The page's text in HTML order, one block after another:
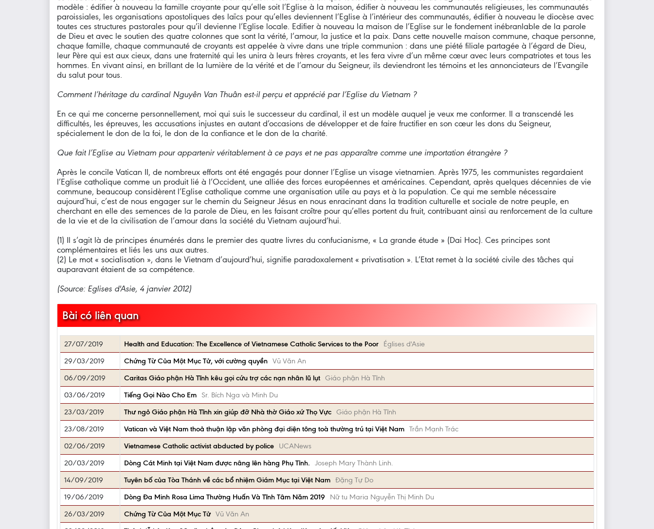
modèle : édifier à nouveau la famille croyante pour qu’elle soit l’Eglise à la maison, édifier à nouveau les communautés religieuses, les communautés
paroissiales, les organisations apostoliques des laïcs pour qu’elles deviennent l’Eglise à l’intérieur des communautés, édifier à nouveau le diocèse avec
toutes ces structures pastorales pour qu’il devienne l’Eglise locale. Edifier à nouveau la maison de l’Eglise sur le fondement inébranlable de la parole
de Dieu et avec le soutien des quatre colonnes que sont la vérité, l’amour, la justice et la paix. Dans cette nouvelle maison commune, chaque personne,
chaque famille, chaque communauté de croyants est appelée à vivre dans une triple communion : dans une piété filiale partagée à l’égard de Dieu,
leur Père qui est aux cieux, dans une fraternité qui les unira à leurs frères croyants, et les fera vivre d’un même cœur avec leurs compatriotes et tous les
hommes. En vivant ainsi, en brillant de la lumière de la vérité et de l’amour du Seigneur, ils deviendront les témoins et les annonciateurs de l’Evangile
du salut pour tous.
Comment l’héritage du cardinal Nguyên Van Thuân est-il perçu et apprécié par l’Eglise du Vietnam ?
En ce qui me concerne personnellement, moi qui suis le successeur du cardinal, il est un modèle auquel je veux me conformer. Il a transcendé les
difficultés, les épreuves, les accusations injustes en autant d’occasions de développer et de faire fructifier en son cœur les dons du Seigneur,
spécialement le don de la foi, le don de la confiance et le don de la charité.
Que fait l’Eglise au Vietnam pour appartenir véritablement à ce pays et ne pas apparaître comme une importation étrangère ?
Après le concile Vatican II, de nombreux efforts ont été engagés pour donner l’Eglise un visage vietnamien. Après 1975, les communistes regardaient
l’Eglise catholique comme un produit lié à l’Occident, une alliée des forces européennes et américaines. Cependant, après quelques décennies de vie
commune, beaucoup considèrent l’Eglise catholique comme une organisation utile au pays et à la population. Ce qui me semble nécessaire
aujourd’hui, c’est de nous engager sur le chemin du Seigneur Jésus en nous enracinant dans la tradition culturelle et sociale de notre peuple, en
cherchant en elle des semences de la parole de Dieu, en les faisant croître pour qu’elles portent du fruit, contribuant ainsi au renforcement de la culture
de la vie et de la civilisation de l’amour dans la société du Vietnam aujourd’hui.
(1) Il s’agit là de principes énumérés dans le premier des quatre livres du confucianisme, « La grande étude » (Dai Hoc). Ces principes sont
complémentaires et liés les uns aux autres.
(2) Le mot « socialisation », dans le Vietnam d’aujourd’hui, signifie paradoxalement « privatisation ». L’Etat remet à la société civile des tâches qui
auparavant étaient de sa compétence.
(Source: Eglises d'Asie, 4 janvier 2012)
Bài có liên quan
27/07/2019 Health and Education: The Excellence of Vietnamese Catholic Services to the Poor
Églises d'Asie
29/03/2019
Chứng Từ Của Một Mục Tử, với cường quyền Vũ Văn An
06/09/2019
Caritas Giáo phận Hà Tĩnh kêu gọi cứu trợ các nạn nhân lũ lụt Giáo phận Hà Tĩnh
03/06/2019
Tiếng Gọi Nào Cho Em
Sr. Bích Nga và Minh Du
23/03/2019
Thư ngỏ Giáo phận Hà Tĩnh xin giúp đỡ Nhà thờ Giáo xứ Thọ Vực Giáo phận Hà Tĩnh
23/08/2019
Vatican và Việt Nam thoả thuận lập văn phòng đại diện tông toà thường trú tại Việt Nam Trần Mạnh Trác
02/06/2019
Vietnamese Catholic activist abducted by police
UCANews
20/03/2019
Dòng Cát Minh tại Việt Nam được nâng lên hàng Phụ Tỉnh.
Joseph Mary Thành Linh.
14/09/2019
Tuyên bố của Tòa Thánh về các bổ nhiệm Giám Mục tại Việt Nam Đặng Tự Do
19/06/2019
Dòng Đa Minh Rosa Lima Thường Huấn Và Tĩnh Tâm Năm 2019
Nữ tu Maria Nguyễn Thị Minh Du
26/03/2019
Chứng Từ Của Một Mục Tử Vũ Văn An